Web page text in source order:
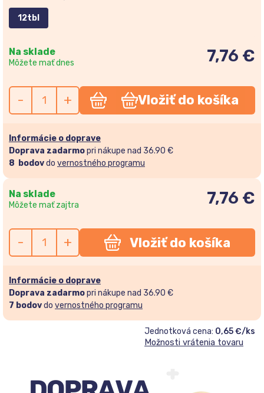
12tbl
Na sklade
Môžete mať dnes 7,76 €
- + Vložiť do košíka
Informácie o doprave
Doprava zadarmopri nákupe nad 36.90 €
8 bodovdo vernostného programu
Na sklade
Môžete mať zajtra 7,76 €
- + Vložiť do košíka
Informácie o doprave
Doprava zadarmopri nákupe nad 36.90 €
7 bodovdo vernostného programu
Jednotková cena: 0,65 €/ks
Možnosti vrátenia tovaru